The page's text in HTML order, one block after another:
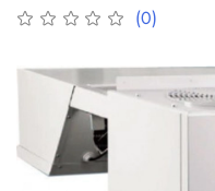
(0)